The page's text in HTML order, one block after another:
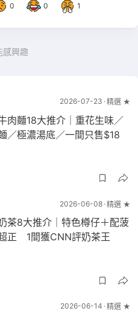
0 0 1
感興趣
2026-07-23 精選 ★
肉麵18大推介｜重花生味／
／極濃湯底／一間只售$18
2026-06-08 精選 ★
茶8大推介｜特色樽仔＋配菠
正 1間獲CNN評奶茶王
2026-06-14 精選 ★